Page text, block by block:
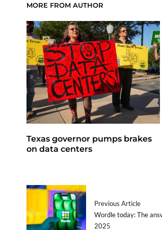
MORE FROM AUTHOR
Texas governor pumps brakes
on data centers
Previous Article
Wordle today: The
2025